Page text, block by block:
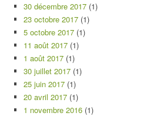
30 décembre 2017 (1)
23 octobre 2017 (1)
5 octobre 2017 (1)
11 août 2017 (1)
1 août 2017 (1)
30 juillet 2017 (1)
25 juin 2017 (1)
20 avril 2017 (1)
1 novembre 2016 (1)